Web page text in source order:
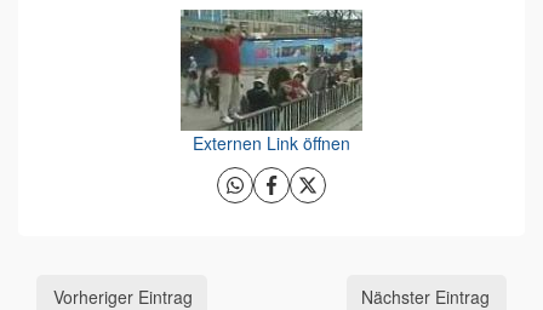
Externen Link öffnen
Vorheriger Eintrag Nächster Eintrag